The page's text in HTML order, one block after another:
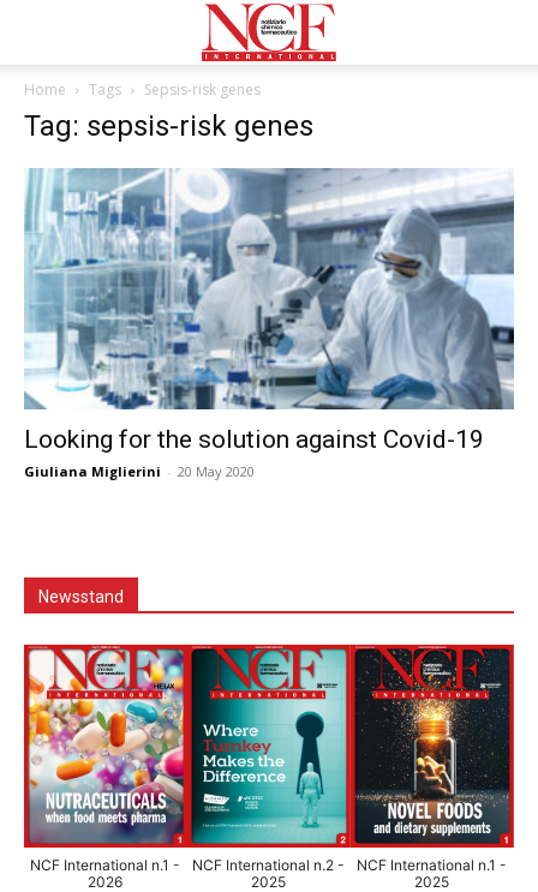
Home Tags Sepsis-risk genes
Tag: sepsis-risk genes
Looking for the solution against Covid-19
Giuliana Miglierini - 20 May 2020
Newsstand
NCF International n.1 -
2026
NCF International n.2 -
2025
NCF International n.1 -
2025